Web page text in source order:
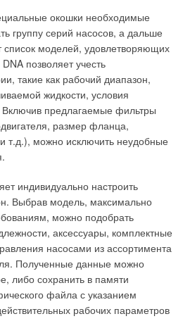
окошки необходимые
группу серий насосов, а дальше
моделей, удовлетворяющих
позволяет учесть
такие как рабочий диапазон,
жидкости, условия
Включив предлагаемые фильтры
размер фланца,
т.д.), можно исключить неудобные
индивидуально настроить
Выбрав модель, максимально
можно подобрать
аксессуары, комплектные
насосами из ассортимента
Полученные данные можно
либо сохранить в памяти
файла с указанием
рабочих параметров
переменным расходом воздуха—
на сегодняшний день
практически для всех
расход ровно такого количества
для поддержания комфортных
потока воздуха эксплуатационные
только общая мощность
для
кроме того, увеличивается срок
в пользу регуляторов служат
регулирования. Еще один
затратами на
намного рентабельнее уменьшить
помещения, вместо того,
приток воздуха. Это позволит
помещения и,
трат на обогрев.
,KORADO, все большее
панельные радиаторы
(Турция).Стальные панельные
использовать в индивидуальном,
а при наличии
пункта в зданиях любой
трубчатым радиаторам
высоким уровнем дизайнерских
приборов.
, KERMI, а также радиаторами
оборудования. У
проблем с давлением, но толщина
мм, что, к сожалению не дает
их в существующей городской
радиаторы с внутренним
покрытием менее
панельные.
из материала,